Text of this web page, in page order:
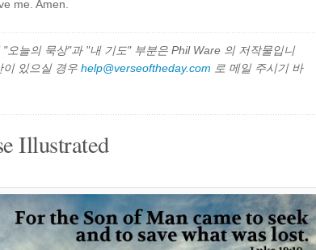
me. Amen.
"오늘의 묵상"과 "내 기도" 부분은 Phil Ware 의 저작물입니
이 있으실 경우 help@verseoftheday.com 로 메일 주시기 바
Illustrated